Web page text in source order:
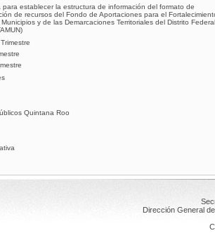
para establecer la estructura de información del formato de
de recursos del Fondo de Aportaciones para el
y de las Demarcaciones Territoriales del Distrito Federal
Quintana Roo
Dirección General